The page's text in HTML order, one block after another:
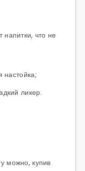
что не
настойка;
ликер.
можно, купив